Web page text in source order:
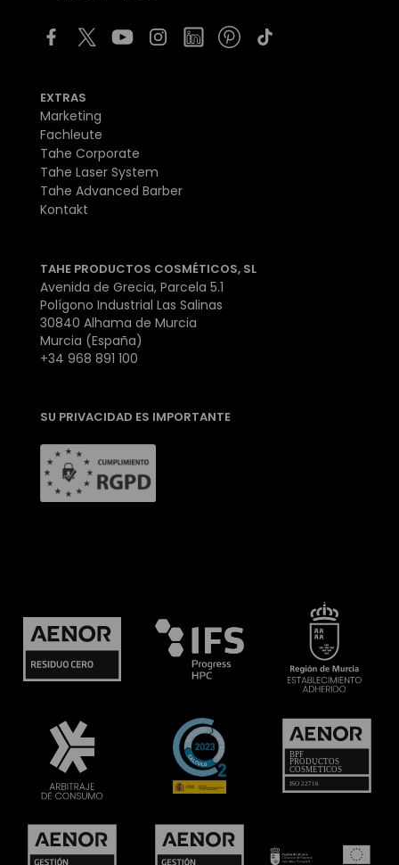
EXTRAS
Marketing
Fachleute
Tahe Corporate
Tahe Laser System
Tahe Advanced Barber
Kontakt
TAHE PRODUCTOS COSMÉTICOS, SL
Avenida de Grecia, Parcela 5.1
Polígono Industrial Las Salinas
30840 Alhama de Murcia
Murcia (España)
+34 968 891 100
SU PRIVACIDAD ES IMPORTANTE